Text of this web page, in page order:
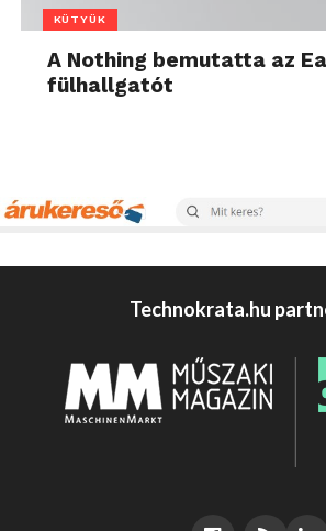
KÜTYÜK
A Nothing bemutatta az
fülhallgatót
Technokrata.hu